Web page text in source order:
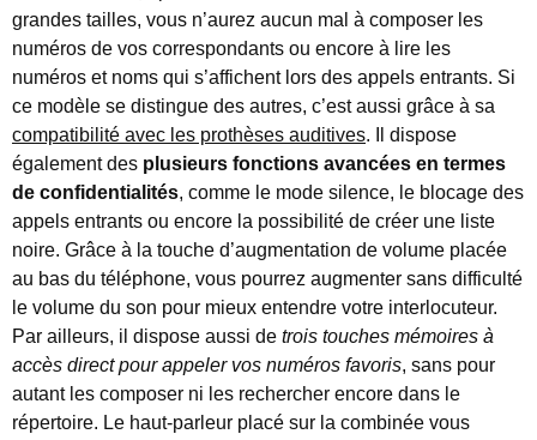
grandes tailles, vous n’aurez aucun mal à composer les
numéros de vos correspondants ou encore à lire les
numéros et noms qui s’affichent lors des appels entrants. Si
ce modèle se distingue des autres, c’est aussi grâce à sa
compatibilité avec les prothèses auditives. Il dispose
également des plusieurs fonctions avancées en termes
de confidentialités, comme le mode silence, le blocage des
appels entrants ou encore la possibilité de créer une liste
noire. Grâce à la touche d’augmentation de volume placée
au bas du téléphone, vous pourrez augmenter sans difficulté
le volume du son pour mieux entendre votre interlocuteur.
Par ailleurs, il dispose aussi de trois touches mémoires à
accès direct pour appeler vos numéros favoris, sans pour
autant les composer ni les rechercher encore dans le
répertoire. Le haut-parleur placé sur la combinée vous